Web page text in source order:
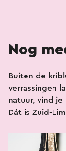
Nog
Buiten de
verrassingen
natuur, vind je
Dát is Zuid-